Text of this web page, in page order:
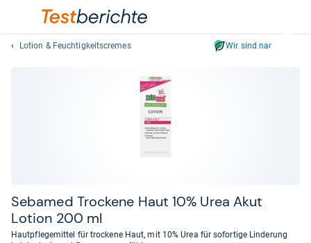
Lotion & Feuchtigkeitscremes Wir sind nachhaltig
Seb­a­med Tro­ckene Haut 10% Urea Akut
Lotion 200 ml
Hautpflegemittel für trockene Haut, mit 10% Urea für sofortige Linderung